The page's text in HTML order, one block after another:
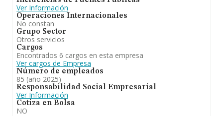
Ver Información
Operaciones Internacionales
No constan
Grupo Sector
Otros servicios
Cargos
Encontrados 6 cargos en esta empresa
Ver cargos de Empresa
Número de empleados
85 (año 2025)
Responsabilidad Social Empresarial
Ver Información
Cotiza en Bolsa
NO